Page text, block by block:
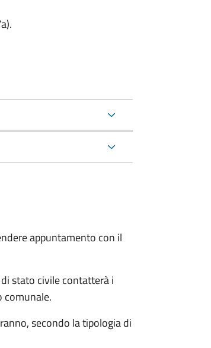
appuntamento con il
stato civile contatterà i
comunale.
secondo la tipologia di